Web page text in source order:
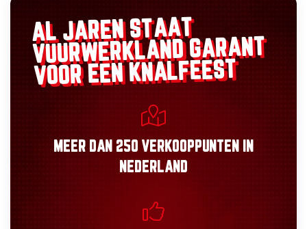
AL JAREN STAAT
VUURWERKLANDGARANT
VOOR EEN KNALFEEST
MEER DAN 250 VERKOOPPUNTEN
IN
NEDERLAND